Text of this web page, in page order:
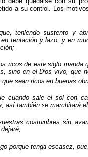
a su control. Los
teniendo sustento y
en tentación y lazo, y en
ricos de este siglo manda
sino en el Dios vivo, que
que sean ricos en buenas
cuando sale el sol con
así también se marchitará
costumbres sin
porque tenga escasez,